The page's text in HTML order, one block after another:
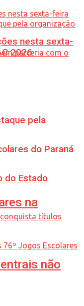
pela
do Paraná
do Estado
nesta sexta-
2026
na
não